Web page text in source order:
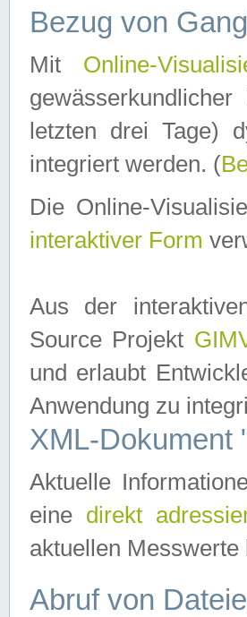
Bezug von
Mit Online-
letzten drei Tage)
integriert werden. (
Die Online-
interaktiver Form
Aus der
Source Projekt
und erlaubt
Anwendung zu
XML-Dokument
Aktuelle
eine direkt
aktuellen
Abruf von